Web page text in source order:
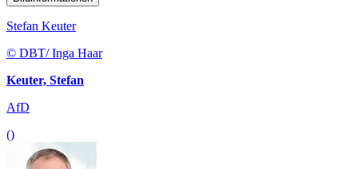
Stefan Keuter
© DBT/ Inga Haar
Keuter, Stefan
AfD
()